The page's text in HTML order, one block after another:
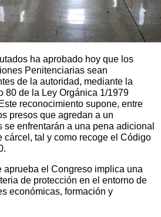
ha aprobado hoy que los
Penitenciarias sean
de la autoridad, mediante la
80 de la Ley Orgánica 1/1979
reconocimiento supone, entre
presos que agredan a un
enfrentarán a una pena adicional
cárcel, tal y como recoge el Código
aprueba el Congreso implica una
de protección en el entorno de
económicas, formación y